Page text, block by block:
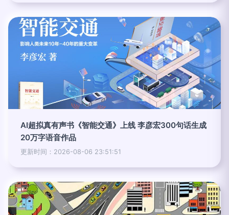
AI超拟真有声书《智能交通》上线 李彦宏300句话生成
20万字语音作品
更新时间：2026-08-06 23:51:51